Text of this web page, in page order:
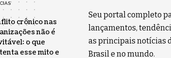
crônico nas
não é
o que
esse mito e
Seu portal completo
lançamentos,
as principais notícias
Brasil e no mundo.